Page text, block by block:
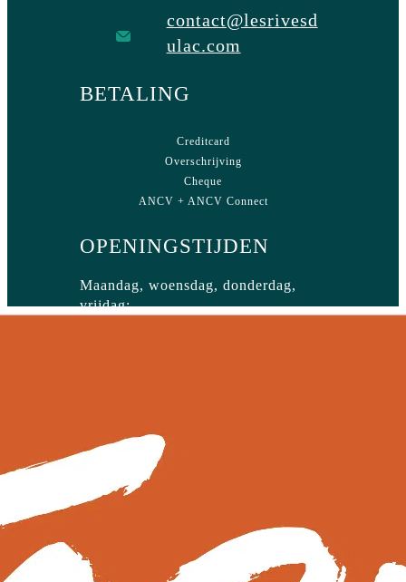
contact@lesrivesd
ulac.com
BETALING
Creditcard
Overschrijving
Cheque
ANCV + ANCV Connect
OPENINGSTIJDEN
Maandag, woensdag, donderdag,
vrijdag:
©
2026
Web & Advertentie Agentschap Geek
– Camping Les Rives du Lac